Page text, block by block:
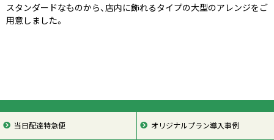
スタンダードなものから、店内に飾れるタイプの大型のアレンジをご
用意しました。
当日配達特急便 オリジナルプラン導入事例